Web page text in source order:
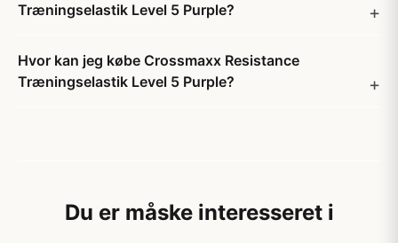
Træningselastik Level 5 Purple?
Hvor kan jeg købe Crossmaxx Resistance
Træningselastik Level 5 Purple?
Du er måske interesseret i